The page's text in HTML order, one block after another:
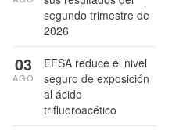
segundo trimestre de
2026
EFSA reduce el nivel
seguro de exposición
al ácido
trifluoroacético
03
AGO